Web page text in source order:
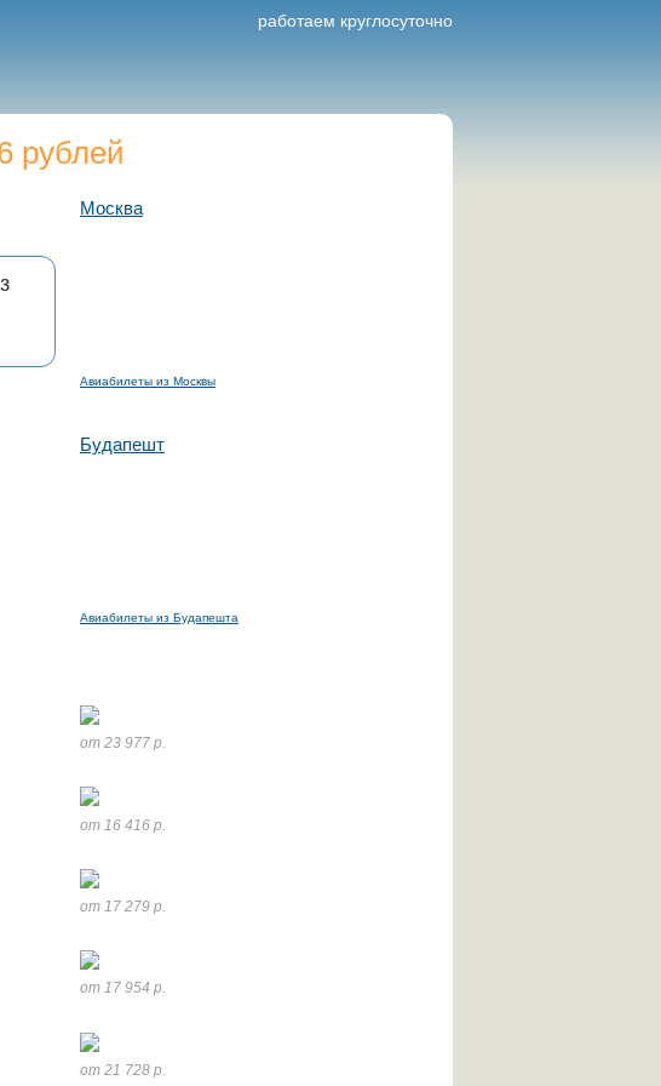
работаем круглосуточно
рублей
Москва
Авиабилеты из Москвы
Будапешт
Авиабилеты из Будапешта
от 23 977 р.
от 16 416 р.
от 17 279 р.
от 17 954 р.
от 21 728 р.